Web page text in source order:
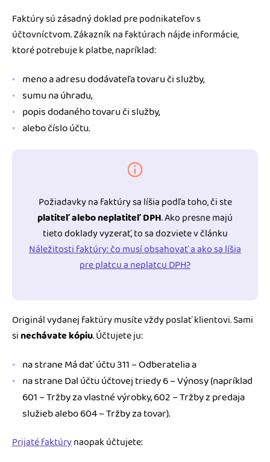
Faktúry sú zásadný doklad pre podnikateľov s
účtovníctvom. Zákazník na faktúrach nájde informácie,
ktoré potrebuje k platbe, napríklad:
meno a adresu dodávateľa tovaru či služby,
sumu na úhradu,
popis dodaného tovaru či služby,
alebo číslo účtu.
Požiadavky na faktúry sa líšia podľa toho, či ste
platiteľ alebo neplatiteľ DPH. Ako presne majú
tieto doklady vyzerať, to sa dozviete v článku
Náležitosti faktúry: čo musí obsahovať a ako sa líšia
pre platcu a neplatcu DPH?
Originál vydanej faktúry musíte vždy poslať klientovi. Sami
sinechávate kópiu. Účtujete ju:
na strane Má dať účtu 311 – Odberatelia a
na strane Dal účtu účtovej triedy 6 – Výnosy (napríklad
601 – Tržby za vlastné výrobky, 602 – Tržby z predaja
služieb alebo 604 – Tržby za tovar).
Prijaté faktúrynaopak účtujete: